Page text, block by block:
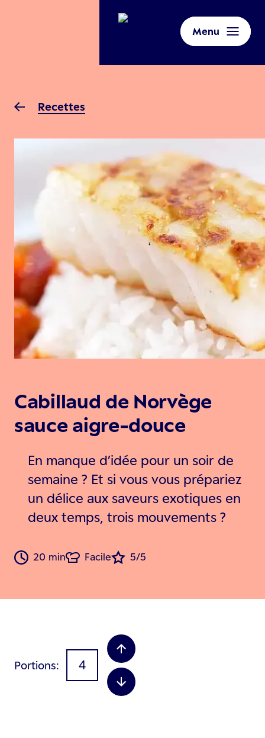
Menu
Recettes
Cabillaud de Norvège
sauce aigre-douce
En manque d’idée pour un soir de
semaine ? Et si vous vous prépariez
un délice aux saveurs exotiques en
deux temps, trois mouvements ?
20 min Facile 5/5
Portions